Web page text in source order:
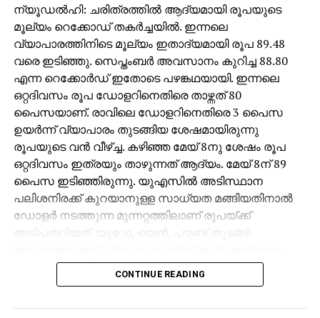
ന്യൂഡല്‍ഹി: ചരിത്രത്തില്‍ ആദ്യമായി രൂപയുടെ
മൂല്യം റെക്കോഡ് തകര്‍ച്ചയില്‍. ഇന്നലെ
വ്യാപാരത്തിനിടെ മൂല്യം ഇതാദ്യമായി രൂപ 89.48
വരെ ഇടിഞ്ഞു. സെപ്തംബര്‍ അവസാനം കുറിച്ച 88.80
എന്ന റെക്കോര്‍ഡ് ഇതോടെ പഴങ്കഥയായി. ഇന്നലെ
ഒറ്റദിവസം രൂപ ഡോളറിനെതിരെ താഴ്ന്നത് 80
പൈസയാണ്. രാവിലെ ഡോളറിനെതിരെ 3 പൈസ
ഉയര്‍ന്ന് വ്യാപാരം തുടങ്ങിയ ശേഷമായിരുന്നു
രൂപയുടെ വന്‍ വീഴ്ച്ച. കഴിഞ്ഞ മേയ് 8നു ശേഷം രൂപ
ഒറ്റദിവസം ഇത്രയും താഴുന്നത് ആദ്യം. മേയ് 8ന് 89
പൈസ ഇടിഞ്ഞിരുന്നു. യുഎസില്‍ അടിസ്ഥാന
പലിശനിരക്ക് കുറയാനുള്ള സാധ്യത മങ്ങിയതിനാല്‍
ഡോളര്‍ നടത്തുന്ന മുന്നറ്റത്തിലാണ് രൂപയ്ക്ക്
യു.എസ് ഡോളര്‍ ഇന്‍ഡക്‌സ് ഏതാനും ദിവസങ്ങള്‍ക്ക്
മുമ്പുവരെ 98ല്‍ ആയിരുന്നത് ഇപ്പോള്‍ 100ന്
CONTINUE READING